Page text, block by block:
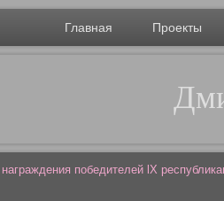
Главная Проекты
победителей lX